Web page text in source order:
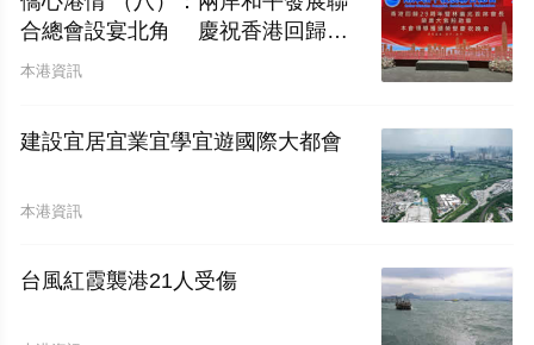
合總會設宴北角 慶祝香港回歸二
十九周年暨林廣兆首席會長榮膺大紫
本港資訊
建設宜居宜業宜學宜遊國際大都會
本港資訊
台風紅霞襲港21人受傷